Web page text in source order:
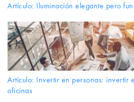
Artículo: Iluminación elegante pero
Artículo: Invertir en personas: invertir
oficinas